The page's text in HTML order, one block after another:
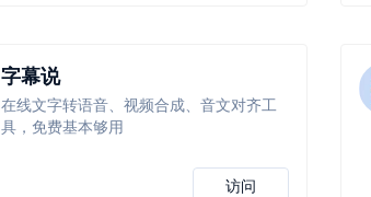
字幕说
在线文字转语音、视频合成、音文对齐工
具，免费基本够用
访问